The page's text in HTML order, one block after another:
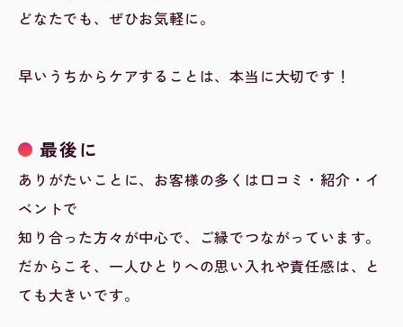
どなたでも、ぜひお気軽に。
早いうちからケアすることは、本当に大切です！
最後に
ありがたいことに、お客様の多くは口コミ・紹介・イ
ベントで
知り合った方々が中心で、ご縁でつながっています。
だからこそ、一人ひとりへの思い入れや責任感は、と
ても大きいです。